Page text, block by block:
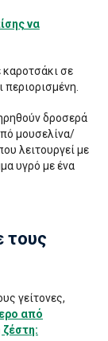
να
σε
περιορισμένη.
δροσερά
μουσελίνα/
λειτουργεί με
υγρό με ένα
τους
γείτονες,
από
ζέστη: